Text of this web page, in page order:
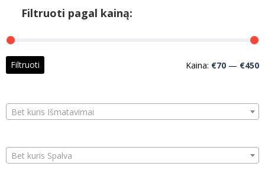
Filtruoti pagal kainą:
Filtruoti Kaina: €70 — €450
Bet kuris Išmatavimai
Bet kuris Spalva